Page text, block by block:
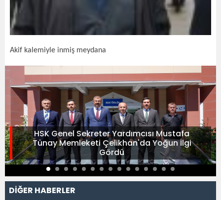
Akif kalemiyle inmiş meydana
HSK Genel Sekreter Yardımcısı Mustafa
Tünay Memleketi Çelikhan'da Yoğun İlgi
Gördü
DİĞER HABERLER